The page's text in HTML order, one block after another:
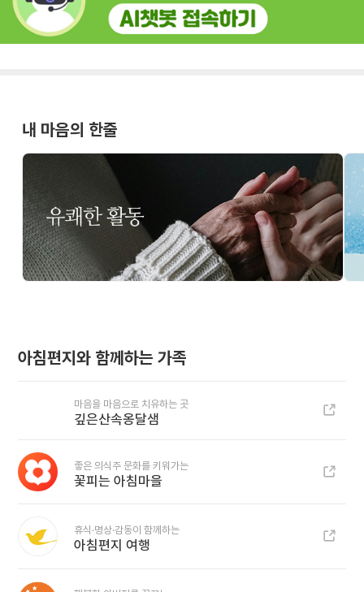
내 마음의 한줄
아침편지와 함께하는 가족
마음을 마음으로 치유하는 곳
깊은산속옹달샘
좋은 의식주 문화를 키워가는
꽃피는 아침마을
휴식·명상·감동이 함께하는
아침편지 여행